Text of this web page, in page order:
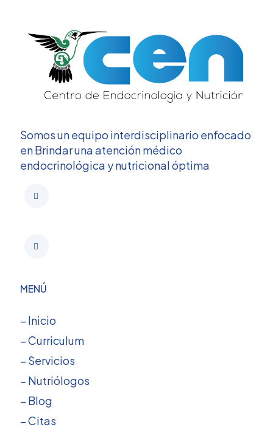
Somos un equipo interdisciplinario enfocado
en Brindar una atención médico
endocrinológica y nutricional óptima
MENÚ
– Inicio
– Curriculum
– Servicios
– Nutriólogos
– Blog
– Citas